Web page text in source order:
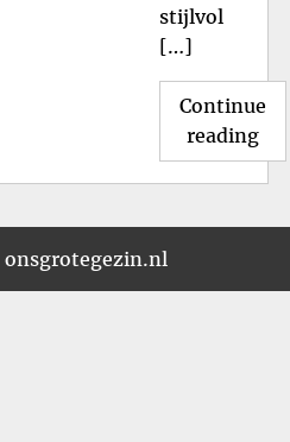
stijlvol
[…]
Continue
reading